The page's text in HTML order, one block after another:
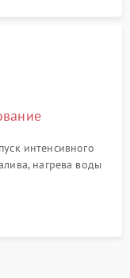
интенсивного
нагрева воды
шумов,
в поддоне.